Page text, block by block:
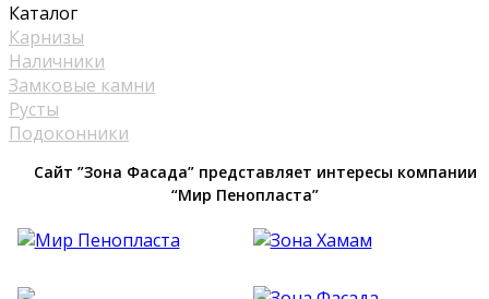
Каталог
Карнизы
Наличники
Замковые камни
Русты
Подоконники
Сайт ”Зона Фасада” представляет интересы компании
“Мир Пенопласта”